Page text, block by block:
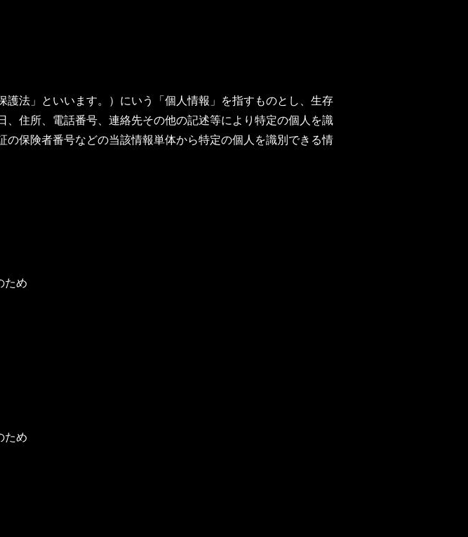
護法」といいます。）にいう「個人情報」を指すものとし、生存
住所、電話番号、連絡先その他の記述等により特定の個人を識
保険者番号などの当該情報単体から特定の個人を識別できる情
ため
ため